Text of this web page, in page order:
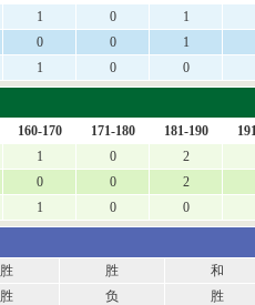
1 0
1
0 0
1
1 0 0
160-170 171-180 181-190
1 0
2
0 0
2
1 0 0
胜 胜
和
胜 负
胜